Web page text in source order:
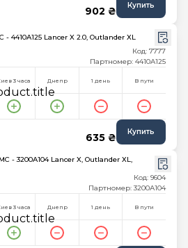
902 ₴ Купить
4410A125 Lancer X 2.0, Outlander XL
Код: 7777
Партномер: 4410A125
3 часа Днепр 1 день В пути
635 ₴ Купить
- 3200A104 Lancer X, Outlander XL,
Код: 9604
Партномер: 3200A104
3 часа Днепр 1 день В пути